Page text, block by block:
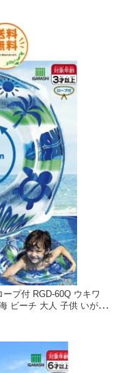
プ付 RGD-60Q ウキワ
ビーチ 大人 子供 いがら
便利 ロープ 大人用 子供